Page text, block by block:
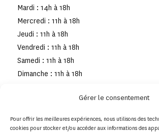
Gérer le consentement
Pour offrir les meilleures expériences, nous utilisons des
cookies pour stocker et/ou accéder aux informations des
Mardi : 14h à 18h
Mercredi : 11h à 18h
Jeudi : 11h à 18h
Vendredi : 11h à 18h
Samedi : 11h à 18h
Dimanche : 11h à 18h